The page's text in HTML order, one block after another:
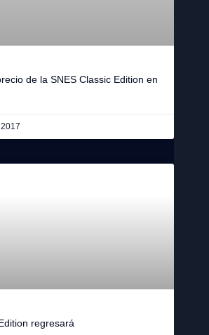
de la SNES Classic Edition en
regresará